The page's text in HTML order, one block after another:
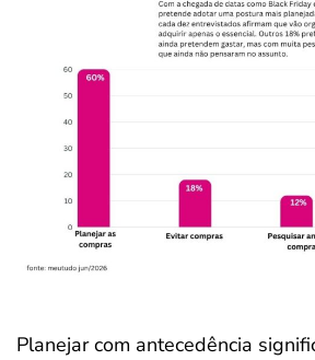
Planejar com antecedência